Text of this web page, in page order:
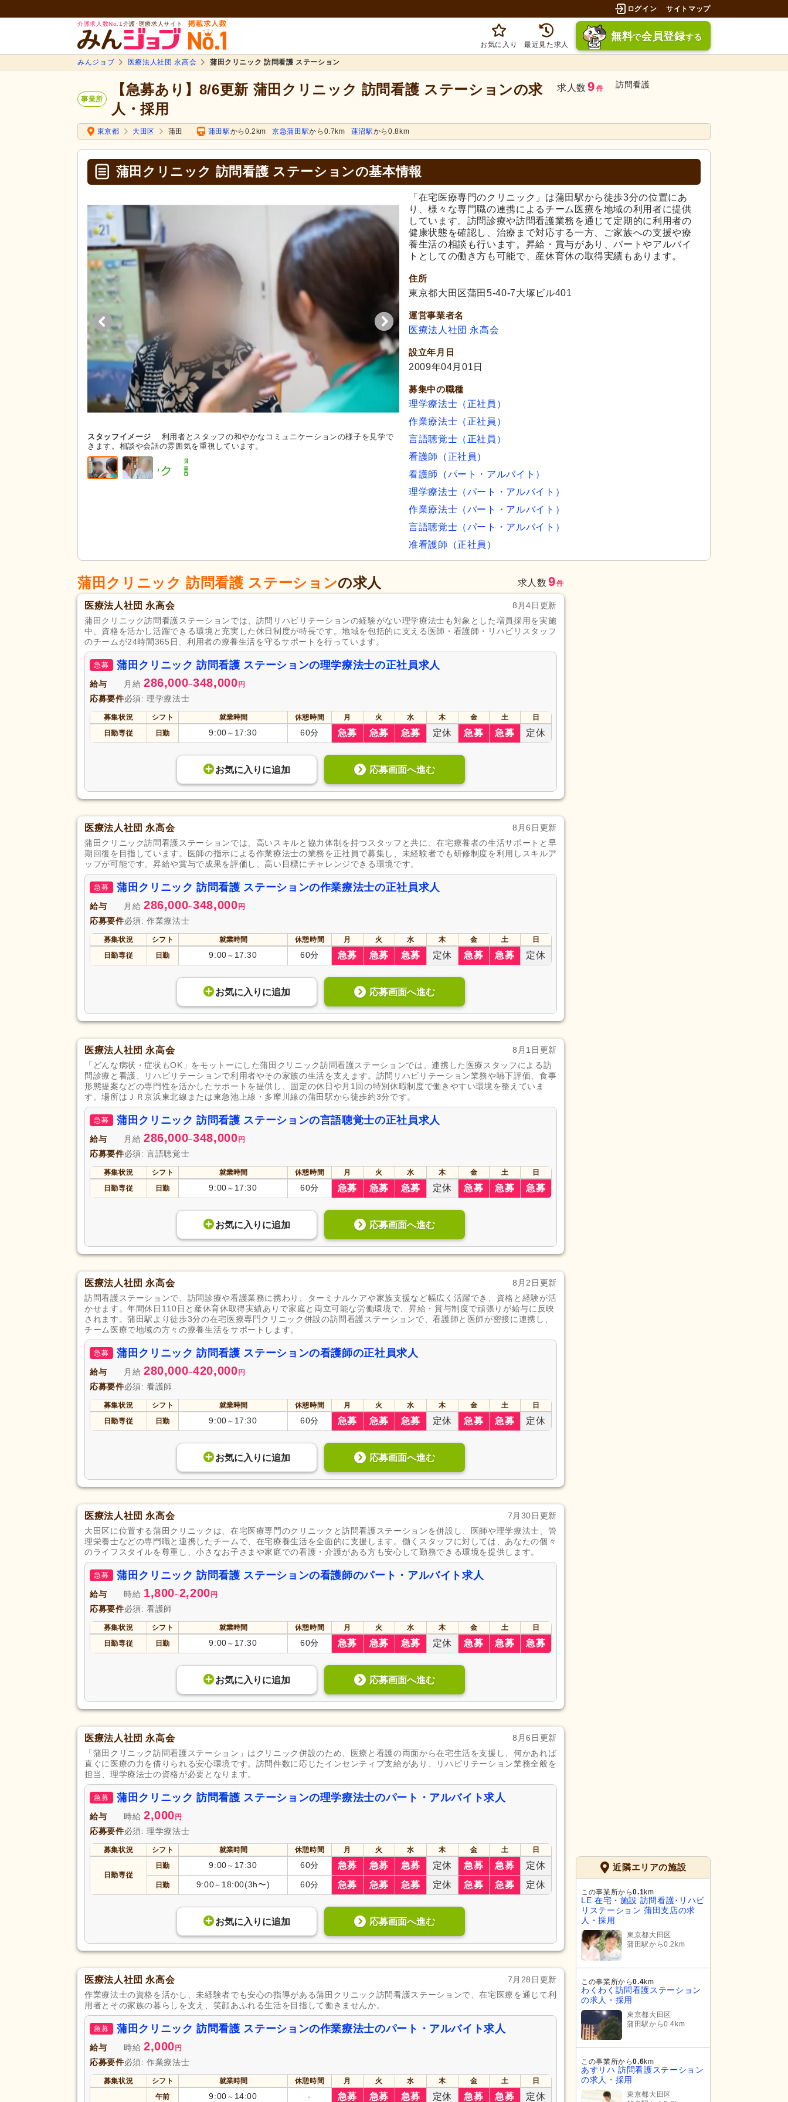
ログイン サイトマップ
介護求人数No.1 介護･医療求人サイト
お気に入り 最近見た求人
無料で会員登録する
みんジョブ 医療法人社団 永高会 蒲田クリニック 訪問看護 ステーション
事業所
【急募あり】8/6更新 蒲田クリニック 訪問看護 ステーションの求
人・採用
求人数 9 件 訪問看護
東京都 大田区 蒲田 蒲田駅から0.2km 京急蒲田駅から0.7km 蓮沼駅から0.8km
蒲田クリニック 訪問看護 ステーションの基本情報
スタッフイメージ
利用者とスタッフの和やかなコミュニケーションの様子を見学で
きます。相談や会話の雰囲気を重視しています。
居室
居室で和やかに会話が交わされています。リラックスした雰囲気で入居者と交
流ができます。
「在宅医療専門のクリニック」は蒲田駅から徒歩3分の位置にあ
り、様々な専門職の連携によるチーム医療を地域の利用者に提供
しています。訪問診療や訪問看護業務を通じて定期的に利用者の
健康状態を確認し、治療まで対応する一方、ご家族への支援や療
養生活の相談も行います。昇給・賞与があり、パートやアルバイ
トとしての働き方も可能で、産休育休の取得実績もあります。
住所
東京都大田区蒲田5-40-7大塚ビル401
運営事業者名
医療法人社団 永高会
設立年月日
2009年04月01日
募集中の職種
理学療法士（正社員）
作業療法士（正社員）
言語聴覚士（正社員）
看護師（正社員）
看護師（パート・アルバイト）
理学療法士（パート・アルバイト）
作業療法士（パート・アルバイト）
言語聴覚士（パート・アルバイト）
准看護師（正社員）
蒲田クリニック 訪問看護 ステーションの求人 求人数 9件
医療法人社団 永高会
8月4日更新
蒲田クリニック訪問看護ステーションでは、訪問リハビリテーションの経験がない理学療法士も対象とした増員採用を実施
中、資格を活かし活躍できる環境と充実した休日制度が特長です。地域を包括的に支える医師・看護師・リハビリスタッフ
のチームが24時間365日、利用者の療養生活を守るサポートを行っています。
急募 蒲田クリニック 訪問看護 ステーションの理学療法士の正社員求人
給与 月給 286,000~348,000 円
応募要件必須: 理学療法士
募集状況 シフト 就業時間 休憩時間 月 火 水 木 金 土
日
日勤専従
日勤 9:00 ～ 17:30 60分 急募 急募 急募 定休 急募 急募 定休
お気に入り に追加 応募画面へ進む
医療法人社団 永高会
8月6日更新
蒲田クリニック訪問看護ステーションでは、高いスキルと協力体制を持つスタッフと共に、在宅療養者の生活サポートと早
期回復を目指しています。医師の指示による作業療法士の業務を正社員で募集し、未経験者でも研修制度を利用しスキルア
ップが可能です。昇給や賞与で成果を評価し、高い目標にチャレンジできる環境です。
急募 蒲田クリニック 訪問看護 ステーションの作業療法士の正社員求人
給与 月給 286,000~348,000 円
応募要件必須: 作業療法士
募集状況 シフト 就業時間 休憩時間 月 火 水 木 金 土
日
日勤専従
日勤 9:00 ～ 17:30 60分 急募 急募 急募 定休 急募 急募 定休
お気に入り に追加 応募画面へ進む
医療法人社団 永高会
8月1日更新
「どんな病状・症状もOK」をモットーにした蒲田クリニック訪問看護ステーションでは、連携した医療スタッフによる訪
問診療と看護、リハビリテーションで利用者やその家族の生活を支えます。訪問リハビリテーション業務や嚥下評価、食事
形態提案などの専門性を活かしたサポートを提供し、固定の休日や月1回の特別休暇制度で働きやすい環境を整えていま
す。場所はＪＲ京浜東北線または東急池上線・多摩川線の蒲田駅から徒歩約3分です。
急募 蒲田クリニック 訪問看護 ステーションの言語聴覚士の正社員求人
給与 月給 286,000~348,000 円
応募要件必須: 言語聴覚士
募集状況 シフト 就業時間 休憩時間 月 火 水 木 金 土
日
日勤専従
日勤 9:00 ～ 17:30 60分 急募 急募 急募 定休 急募 急募 急募
お気に入り に追加 応募画面へ進む
医療法人社団 永高会
8月2日更新
訪問看護ステーションで、訪問診療や看護業務に携わり、ターミナルケアや家族支援など幅広く活躍でき、資格と経験が活
かせます。年間休日110日と産休育休取得実績ありで家庭と両立可能な労働環境で、昇給・賞与制度で頑張りが給与に反映
されます。蒲田駅より徒歩3分の在宅医療専門クリニック併設の訪問看護ステーションで、看護師と医師が密接に連携し、
チーム医療で地域の方々の療養生活をサポートします。
急募 蒲田クリニック 訪問看護 ステーションの看護師の正社員求人
給与 月給 280,000~420,000 円
応募要件必須: 看護師
募集状況 シフト 就業時間 休憩時間 月 火 水 木 金 土
日
日勤専従
日勤 9:00 ～ 17:30 60分 急募 急募 急募 定休 急募 急募 定休
お気に入り に追加 応募画面へ進む
医療法人社団 永高会
7月30日更新
大田区に位置する蒲田クリニックは、在宅医療専門のクリニックと訪問看護ステーションを併設し、医師や理学療法士、管
理栄養士などの専門職と連携したチームで、在宅療養生活を全面的に支援します。働くスタッフに対しては、あなたの個々
のライフスタイルを尊重し、小さなお子さまや家庭での看護・介護がある方も安心して勤務できる環境を提供します。
急募 蒲田クリニック 訪問看護 ステーションの看護師のパート・アルバイト求人
給与 時給 1,800~2,200 円
応募要件必須: 看護師
募集状況 シフト 就業時間 休憩時間 月 火 水 木 金 土
日
日勤専従
日勤 9:00 ～ 17:30 60分 急募 急募 急募 定休 急募 急募 急募
お気に入り に追加 応募画面へ進む
医療法人社団 永高会
8月6日更新
「蒲田クリニック訪問看護ステーション」はクリニック併設のため、医療と看護の両面から在宅生活を支援し、何かあれば
直ぐに医療の力を借りられる安心環境です。訪問件数に応じたインセンティブ支給があり、リハビリテーション業務全般を
担当、理学療法士の資格が必要となります。
急募 蒲田クリニック 訪問看護 ステーションの理学療法士のパート・アルバイト求人
給与 時給 2,000 円
応募要件必須: 理学療法士
募集状況 シフト 就業時間 休憩時間 月 火 水 木 金 土 日
日勤専従
日勤 9:00 ～ 17:30 60分 急募 急募 急募 定休 急募 急募 定休
日勤 9:00～ 18:00(3h〜) 60分 急募 急募 急募 定休 急募 急募 定休
お気に入り に追加 応募画面へ進む
医療法人社団 永高会
7月28日更新
作業療法士の資格を活かし、未経験者でも安心の指導がある蒲田クリニック訪問看護ステーションで、在宅医療を通じて利
用者とその家族の暮らしを支え、笑顔あふれる生活を目指して働きませんか。
急募 蒲田クリニック 訪問看護 ステーションの作業療法士のパート・アルバイト求人
給与 時給 2,000 円
応募要件必須: 作業療法士
募集状況 シフト 就業時間 休憩時間 月 火 水 木 金 土
日
午前
9:00 ～ 14:00 - 急募 急募 急募 定休 急募 急募 定休
近隣エリアの施設
この事業所から0.1km
LE 在宅・施設 訪問看護･リハビ
リステーション 蒲田支店の求
人・採用
東京都大田区
蒲田駅から0.2km
この事業所から0.4km
わくわく訪問看護ステーション
の求人・採用
東京都大田区
蒲田駅から0.4km
この事業所から0.6km
あすリハ 訪問看護ステーション
の求人・採用
東京都大田区